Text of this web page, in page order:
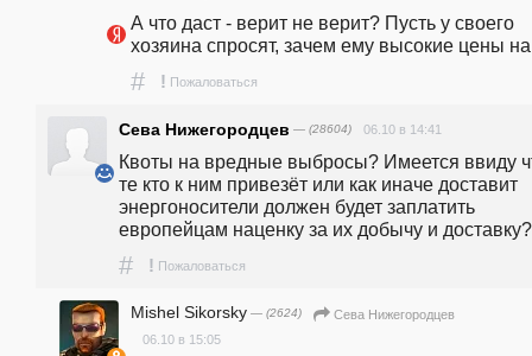
А что даст - верит не верит? Пусть у своего
хозяина спросят, зачем ему высокие цены на
# ! Пожаловаться
Сева Нижегородцев — (28604) 06.10 в 14:41
Квоты на вредные выбросы? Имеется ввиду
те кто к ним привезёт или как иначе доставит
энергоносители должен будет заплатить
европейцам наценку за их добычу и
# ! Пожаловаться
Mishel Sikorsky — (2624)
Сева Нижегородцев
06.10 в 15:05